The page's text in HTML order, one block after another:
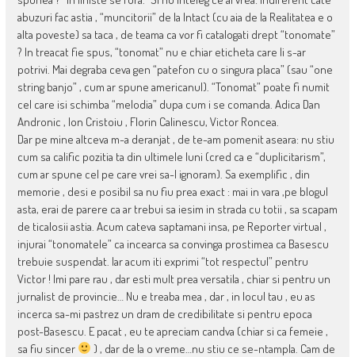
abuzuri fac astia , “muncitorii” de la Intact (cu aia de la Realitatea e o
alta poveste) sa taca , de teama ca vor fi catalogati drept “tonomate”
? In treacat fie spus, “tonomat” nu e chiar eticheta care li s-ar
potrivi. Mai degraba ceva gen “patefon cu o singura placa” (sau “one
string banjo” , cum ar spune americanul). “Tonomat” poate fi numit
cel care isi schimba “melodia” dupa cum i se comanda. Adica Dan
Andronic , Ion Cristoiu , Florin Calinescu, Victor Roncea.
Dar pe mine altceva m-a deranjat , de te-am pomenit aseara: nu stiu
cum sa calific pozitia ta din ultimele luni (cred ca e “duplicitarism”,
cum ar spune cel pe care vrei sa-l ignoram). Sa exemplific , din
memorie , desi e posibil sa nu fiu prea exact : mai in vara ,pe blogul
asta, erai de parere ca ar trebui sa iesim in strada cu totii , sa scapam
de ticalosii astia. Acum cateva saptamani insa, pe Reporter virtual ,
injurai “tonomatele” ca incearca sa convinga prostimea ca Basescu
trebuie suspendat. Iar acum iti exprimi “tot respectul” pentru
Victor ! Imi pare rau , dar esti mult prea versatila , chiar si pentru un
jurnalist de provincie… Nu e treaba mea , dar , in locul tau , eu as
incerca sa-mi pastrez un dram de credibilitate si pentru epoca
post-Basescu. E pacat , eu te apreciam candva (chiar si ca femeie ,
sa fiu sincer
) , dar de la o vreme…nu stiu ce se-ntampla. Cam de